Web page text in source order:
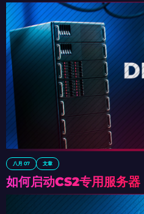
八月 07 文章
如何启动CS2专用服务